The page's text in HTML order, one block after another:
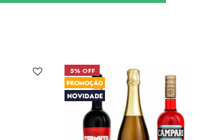
5% OFF